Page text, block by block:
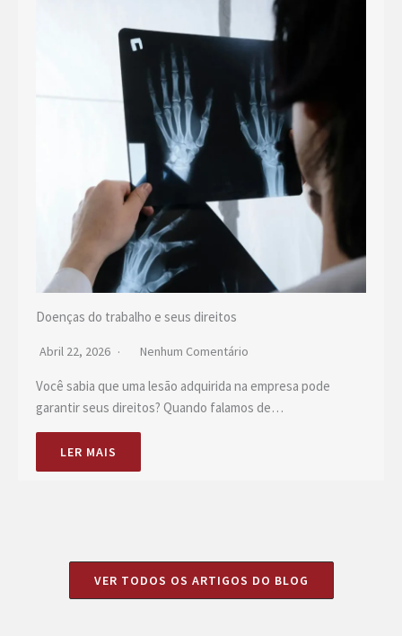
Doenças do trabalho e seus direitos
Abril 22, 2026 Nenhum Comentário
Você sabia que uma lesão adquirida na empresa pode
garantir seus direitos? Quando falamos de…
LER MAIS
VER TODOS OS ARTIGOS DO BLOG